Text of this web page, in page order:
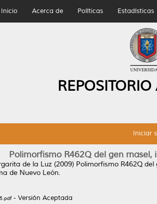
Inicio Acerca de Políticas Estadísticas
Iniciar
Polimorfismo R462Q del gen
de la Luz (2009) Polimorfismo R462Q
de Nuevo León.
- Versión Aceptada